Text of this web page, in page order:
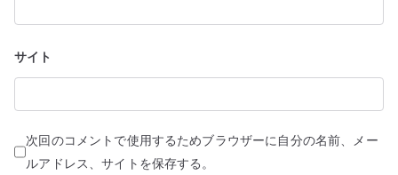
サイト
次回のコメントで使用するためブラウザーに自分の名前、メー
ルアドレス、サイトを保存する。